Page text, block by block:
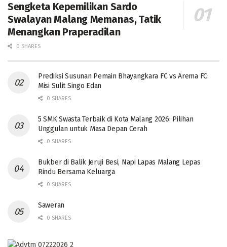
Sengketa Kepemilikan Sardo
Swalayan Malang Memanas, Tatik
Menangkan Praperadilan
0 SHARES
Prediksi Susunan Pemain Bhayangkara FC vs Arema FC:
Misi Sulit Singo Edan
0 SHARES
5 SMK Swasta Terbaik di Kota Malang 2026: Pilihan
Unggulan untuk Masa Depan Cerah
0 SHARES
Bukber di Balik Jeruji Besi, Napi Lapas Malang Lepas
Rindu Bersama Keluarga
0 SHARES
Saweran
0 SHARES